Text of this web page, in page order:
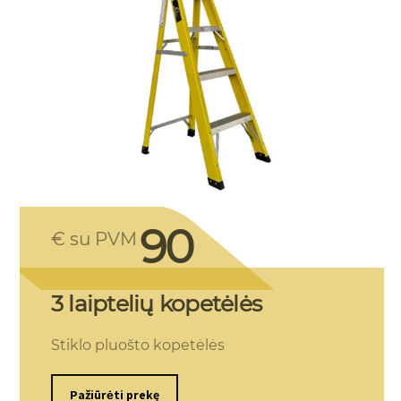
€ su PVM 90
3 laiptelių kopetėlės
Stiklo pluošto kopetėlės
Pažiūrėti prekę